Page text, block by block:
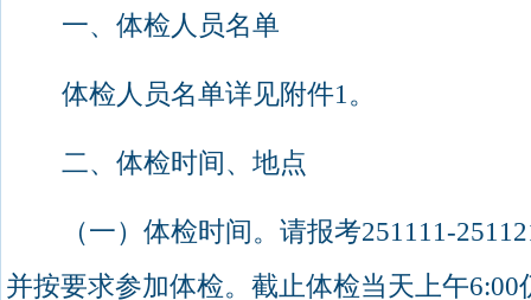
一、体检人员名单
体检人员名单详见附件1 。
二、体检时间、地点
（一）体检时间。 请报考251111-
并按要求参加体检。截止体检当天上午6:00